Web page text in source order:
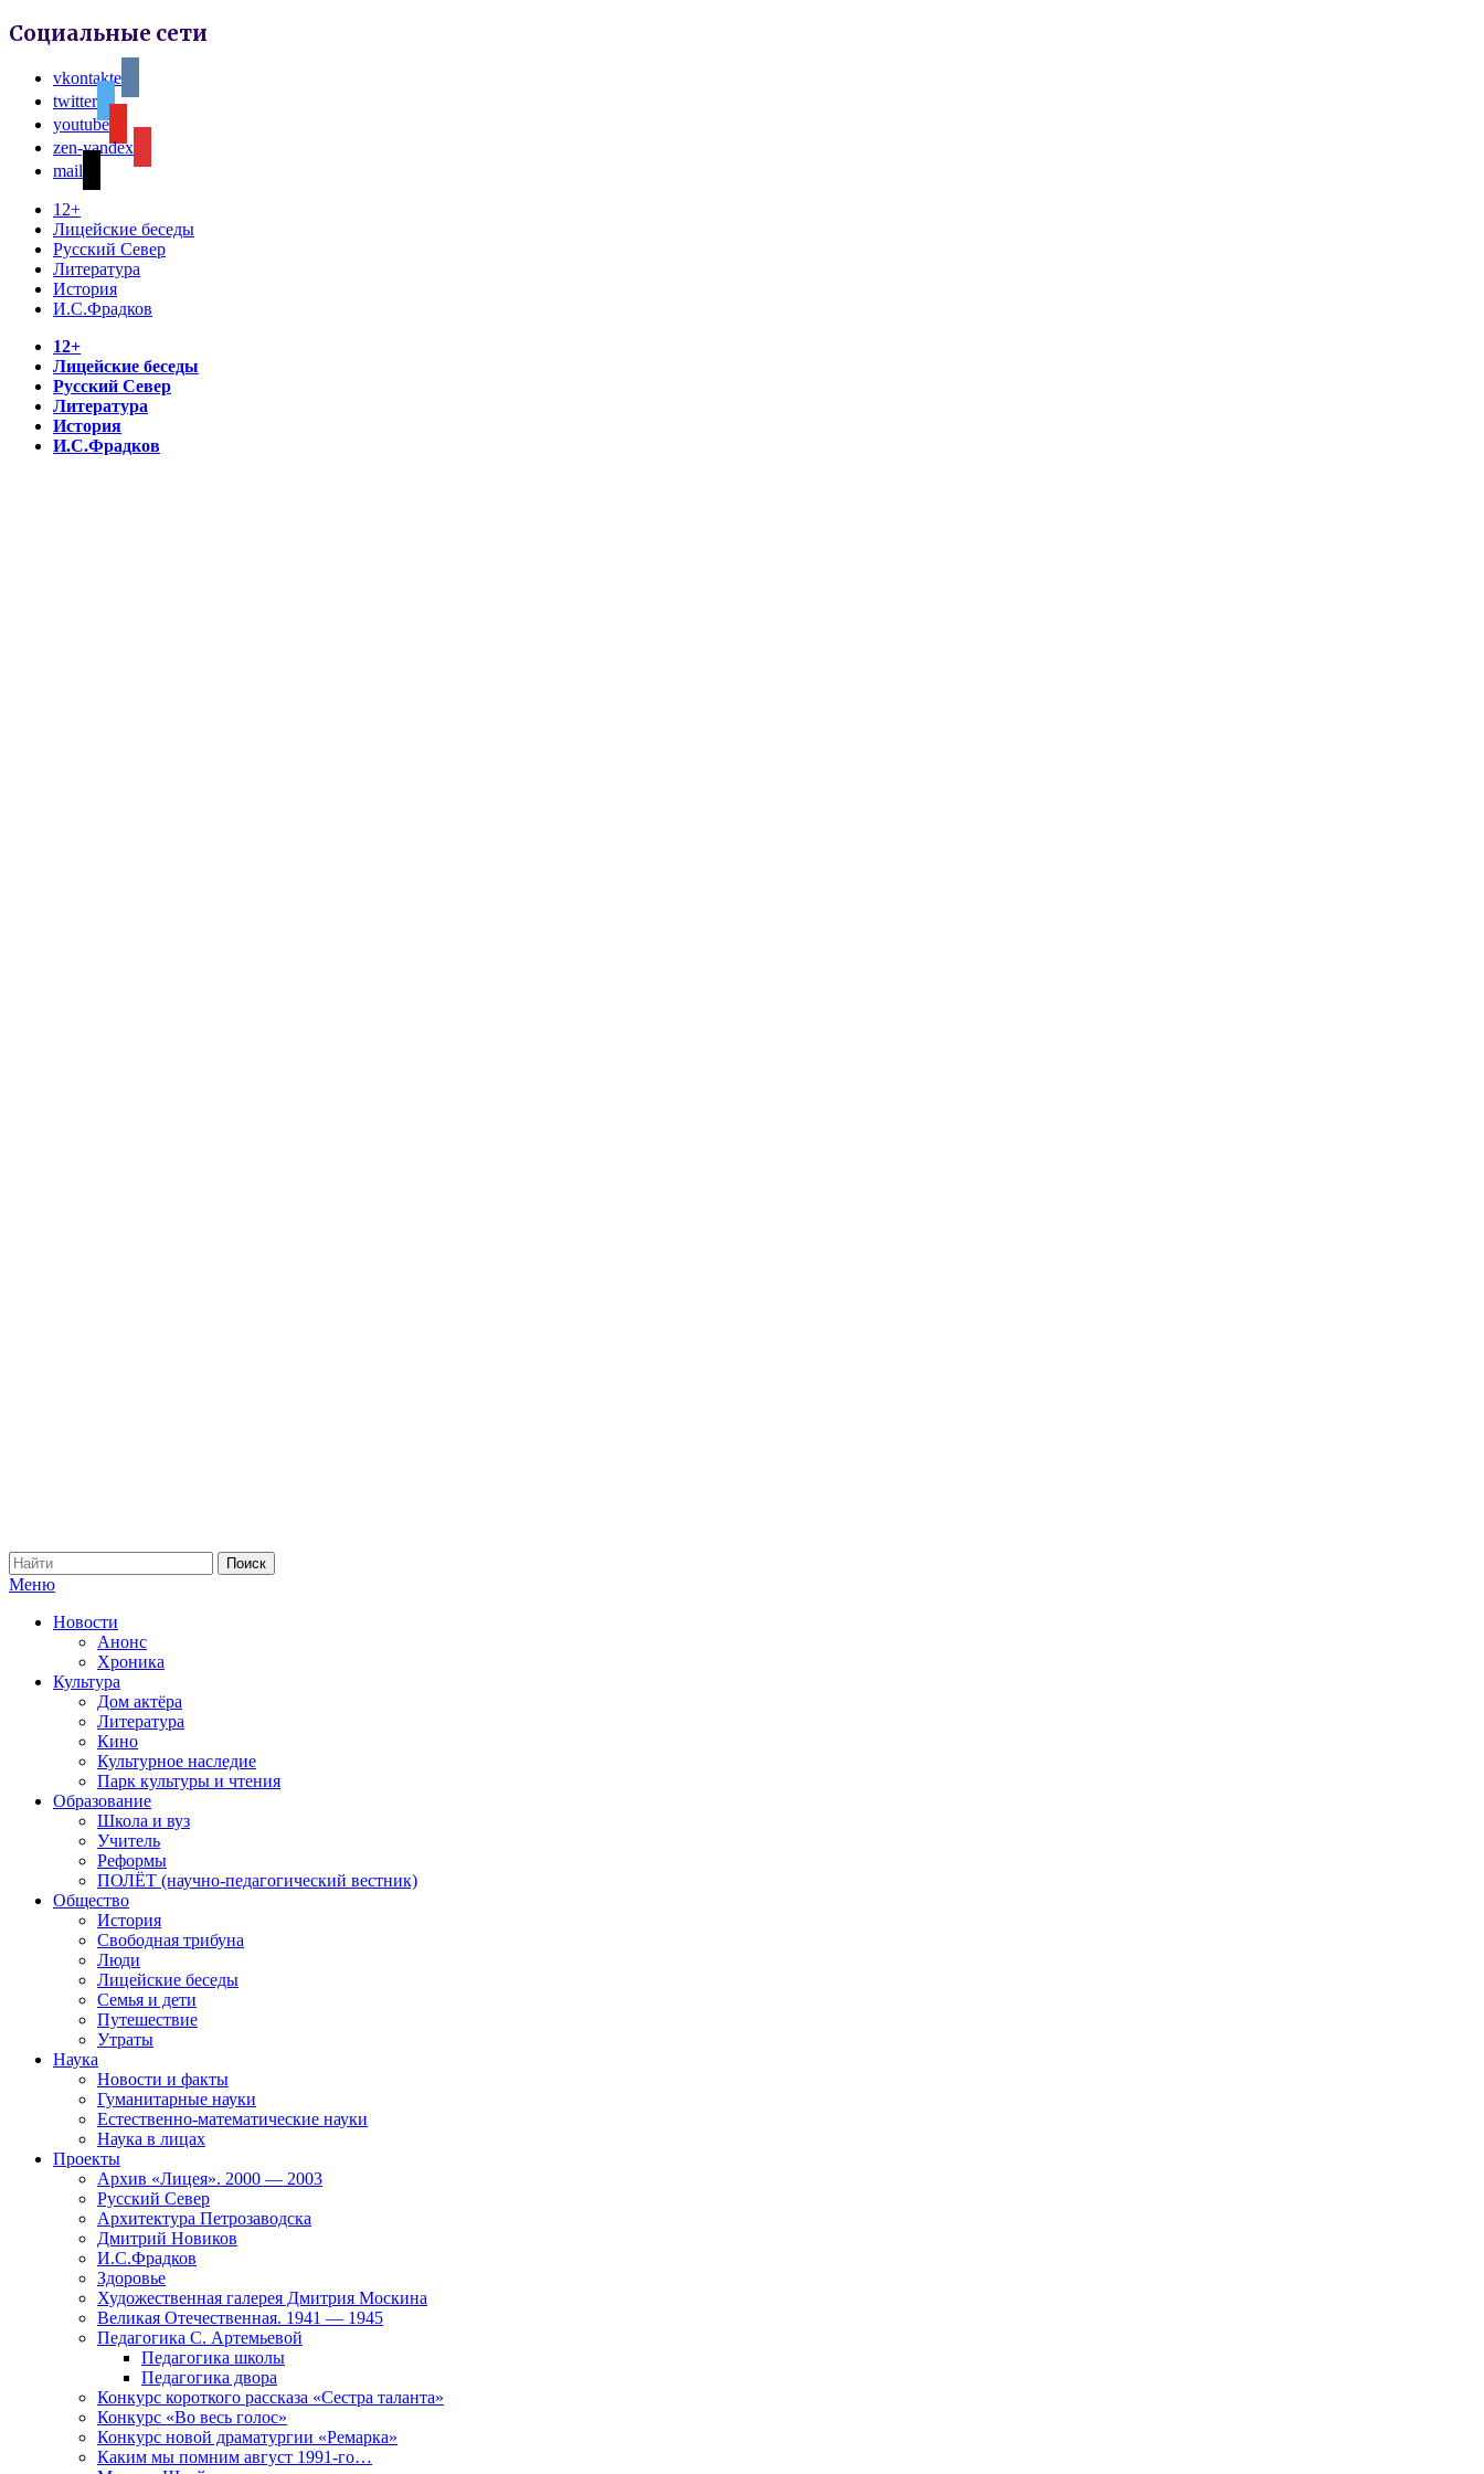
Социальные сети
vkontakte
twitter
youtube
zen-yandex
mail
12+
Лицейские беседы
Русский Север
Литература
История
И.С.Фрадков
12+
Лицейские беседы
Русский Север
Литература
История
И.С.Фрадков
Меню
Новости
Анонс
Хроника
Культура
Дом актёра
Литература
Кино
Культурное наследие
Парк культуры и чтения
Образование
Школа и вуз
Учитель
Реформы
ПОЛЁТ (научно-педагогический вестник)
Общество
История
Свободная трибуна
Люди
Лицейские беседы
Семья и дети
Путешествие
Утраты
Наука
Новости и факты
Гуманитарные науки
Естественно-математические науки
Наука в лицах
Проекты
Архив «Лицея». 2000 — 2003
Русский Север
Архитектура Петрозаводска
Дмитрий Новиков
И.С.Фрадков
Здоровье
Художественная галерея Дмитрия Москина
Великая Отечественная. 1941 — 1945
Педагогика С. Артемьевой
Педагогика школы
Педагогика двора
Конкурс короткого рассказа «Сестра таланта»
Конкурс «Во весь голос»
Конкурс новой драматургии «Ремарка»
Каким мы помним август 1991-го…